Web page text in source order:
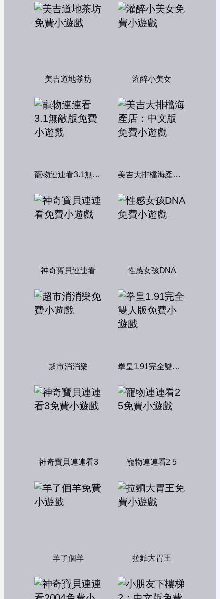
美吉道地茶坊 灌醉小美女
寵物連連看3.1無敵版 美吉大排檔海產店：中文版
神奇寶貝連連看 性感女孩DNA
超市消消樂 拳皇1.91完全雙人版
神奇寶貝連連看3 寵物連連看2 5
羊了個羊 拉麵大胃王